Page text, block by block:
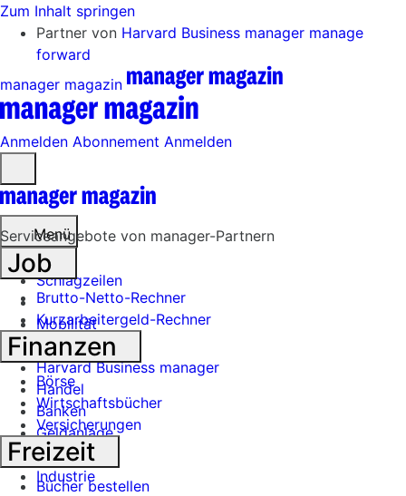
Zum Inhalt springen
Partner von Harvard Business manager manage
forward
manager magazin
Anmelden Abonnement Anmelden
öffnen
Menü
Schlagzeilen
Mobilität
Tech
Harvard Business manager
Handel
Banken
Geldanlage
Börse
Industrie
Serviceangebote von manager-Partnern
Job
Brutto-Netto-Rechner
Kurzarbeitergeld-Rechner
Finanzen
Börse
Wirtschaftsbücher
Versicherungen
Freizeit
Bücher bestellen